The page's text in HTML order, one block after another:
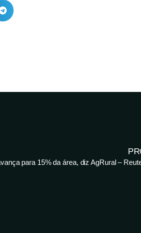
para 15% da área, diz AgRural –